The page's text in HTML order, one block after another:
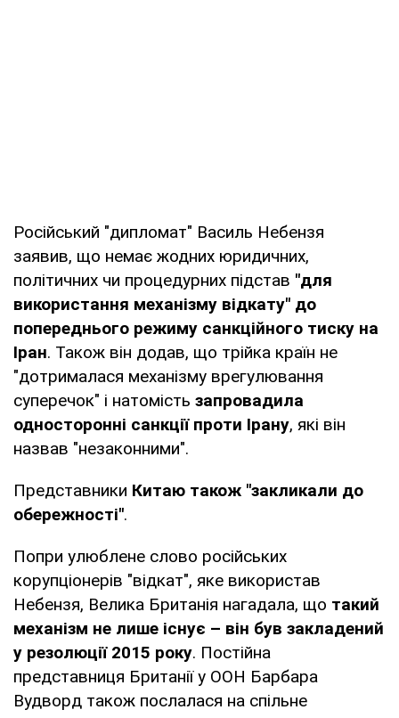
Російський "дипломат" Василь Небензя
заявив, що немає жодних юридичних,
політичних чи процедурних підстав "для
використання механізму відкату" до
попереднього режиму санкційного тиску на
Іран. Також він додав, що трійка країн не
"дотрималася механізму врегулювання
суперечок" і натомість запровадила
односторонні санкції проти Ірану, які він
назвав "незаконними".
Представники Китаю також "закликали до
обережності".
Попри улюблене слово російських
корупціонерів "відкат", яке використав
Небензя, Велика Британія нагадала, що такий
механізм не лише існує – він був закладений
у резолюції 2015 року. Постійна
представниця Британії у ООН Барбара
Вудворд також послалася на спільне